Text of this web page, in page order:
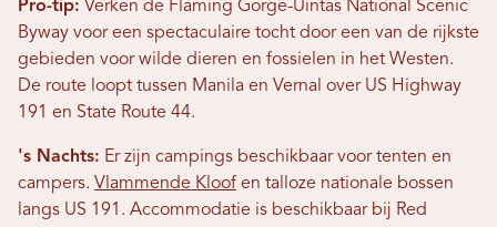
Pro-tip: Verken de Flaming Gorge-Uintas National Scenic
Byway voor een spectaculaire tocht door een van de rijkste
gebieden voor wilde dieren en fossielen in het Westen.
De route loopt tussen Manila en Vernal over US Highway
191 en State Route 44.
's Nachts: Er zijn campings beschikbaar voor tenten en
campers. Vlammende Kloof en talloze nationale bossen
langs US 191. Accommodatie is beschikbaar bij Red